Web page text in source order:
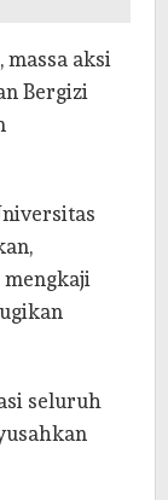
massa aksi
Bergizi
seluruh